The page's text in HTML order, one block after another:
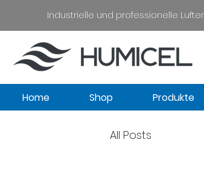
Industrielle und professionelle
Home Shop Produkte
All Posts